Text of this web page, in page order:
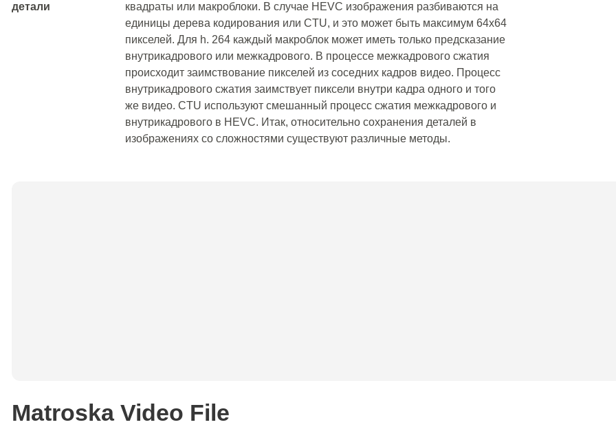
детали
квадраты или макроблоки. В случае HEVC изображения разбиваются на
единицы дерева кодирования или CTU, и это может быть максимум 64x64
пикселей. Для h. 264 каждый макроблок может иметь только предсказание
внутрикадрового или межкадрового. В процессе межкадрового сжатия
происходит заимствование пикселей из соседних кадров видео. Процесс
внутрикадрового сжатия заимствует пиксели внутри кадра одного и того
же видео. CTU используют смешанный процесс сжатия межкадрового и
внутрикадрового в HEVC. Итак, относительно сохранения деталей в
изображениях со сложностями существуют различные методы.
Matroska Video File